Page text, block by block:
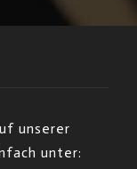
unserer
unter: